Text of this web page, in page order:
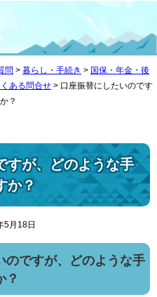
問 > 暮らし・手続き > 国保・年金・後
ある問合せ > 口座振替にしたいのです
？
すが、どのような手
か？
月18日
ですが、どのような手
？